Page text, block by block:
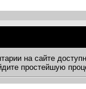
на сайте
простейшую